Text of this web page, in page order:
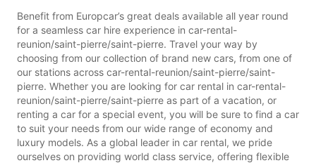
Benefit from Europcar’s great deals available all year round
for a seamless car hire experience in car-rental-
reunion/saint-pierre/saint-pierre. Travel your way by
choosing from our collection of brand new cars, from one of
our stations across car-rental-reunion/saint-pierre/saint-
pierre. Whether you are looking for car rental in car-rental-
reunion/saint-pierre/saint-pierre as part of a vacation, or
renting a car for a special event, you will be sure to find a car
to suit your needs from our wide range of economy and
luxury models. As a global leader in car rental, we pride
ourselves on providing world class service, offering flexible